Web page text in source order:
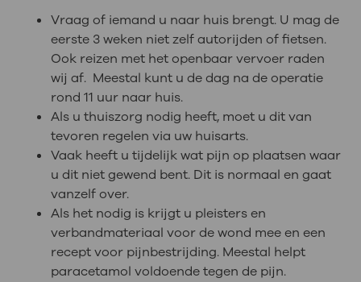
Vraag of iemand u naar huis brengt. U mag de
eerste 3 weken niet zelf autorijden of fietsen.
Ook reizen met het openbaar vervoer raden
wij af. Meestal kunt u de dag na de operatie
rond 11 uur naar huis.
Als u thuiszorg nodig heeft, moet u dit van
tevoren regelen via uw huisarts.
Vaak heeft u tijdelijk wat pijn op plaatsen waar
u dit niet gewend bent. Dit is normaal en gaat
vanzelf over.
Als het nodig is krijgt u pleisters en
verbandmateriaal voor de wond mee en een
recept voor pijnbestrijding. Meestal helpt
paracetamol voldoende tegen de pijn.